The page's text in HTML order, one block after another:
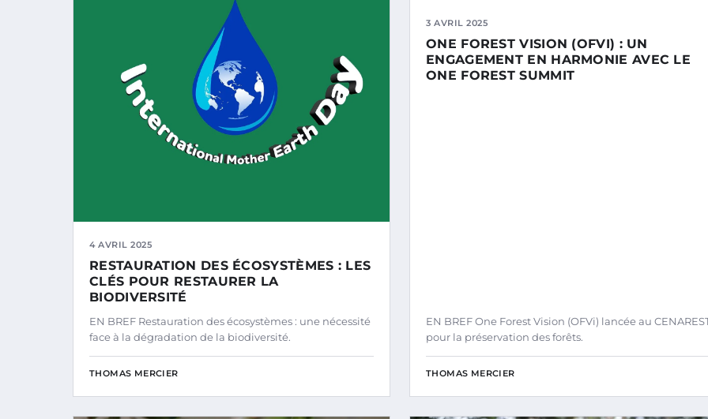
4 AVRIL 2025
RESTAURATION DES ÉCOSYSTÈMES : LES
CLÉS POUR RESTAURER LA
BIODIVERSITÉ
EN BREF Restauration des écosystèmes : une nécessité
face à la dégradation de la biodiversité.
THOMAS MERCIER
3 AVRIL 2025
ONE FOREST VISION (OFVI) : UN
ENGAGEMENT EN HARMONIE AVEC LE
ONE FOREST SUMMIT
EN BREF One Forest Vision (OFVi) lancée au
pour la préservation des forêts.
THOMAS MERCIER